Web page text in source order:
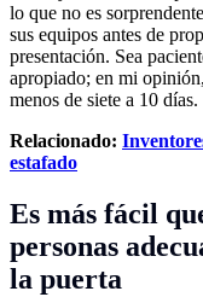
lo que no es
sus equipos antes de
presentación. Sea
apropiado; en mi
menos de siete a 10 días.
Relacionado:
estafado
Es más fácil
personas
la puerta